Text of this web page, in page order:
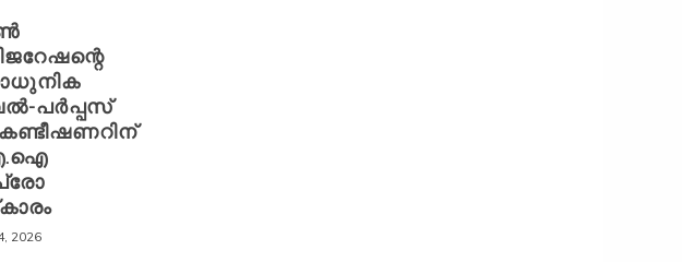
പർപ്പസ്
2026